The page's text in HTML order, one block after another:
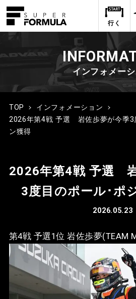
行く
インフォメー
TOP
インフォメーション
2026年第4戦 予選 岩佐歩夢が今季3
ン獲得
2026年第4戦 予選
3度目のポール･ポ
2026.05.23
第4戦 予選1位 岩佐歩夢(TEAM